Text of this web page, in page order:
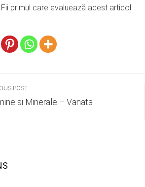
primul care evaluează acest articol.
POST
si Minerale – Vanata